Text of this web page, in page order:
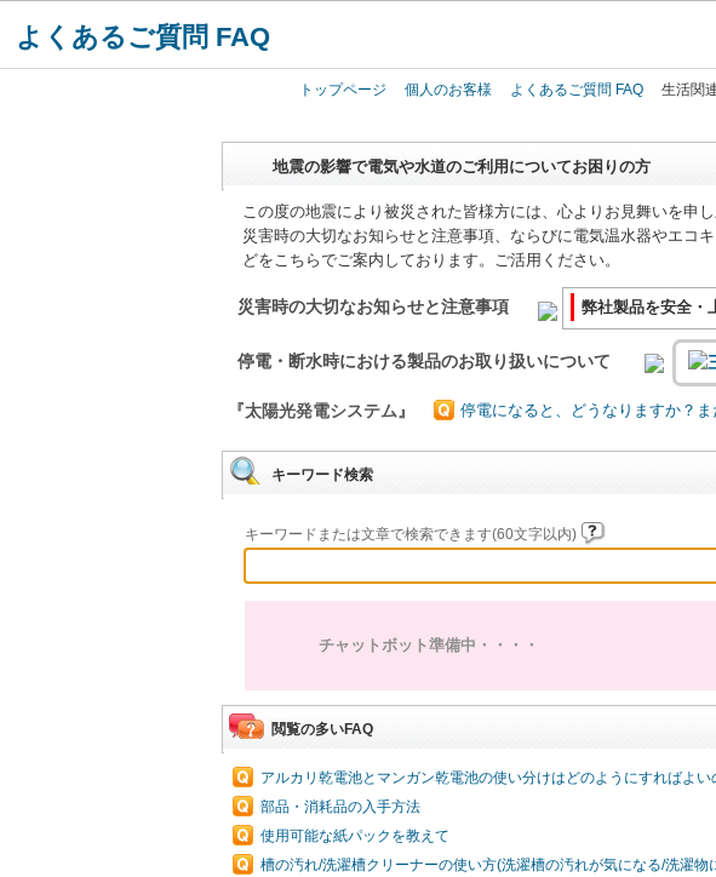
よくあるご質問 FAQ
トップページ 個人のお客様 よくあるご質問 FAQ 生活関
地震の影響で電気や水道のご利用についてお困りの方
この度の地震により被災された皆様方には、心よりお見舞いを申し
災害時の大切なお知らせと注意事項、ならびに電気温水器やエコ
どをこちらでご案内しております。ご活用ください。
災害時の大切なお知らせと注意事項 弊社製品を安全・
停電・断水時における製品のお取り扱いについて
『太陽光発電システム』 停電になると、どうなりますか？
キーワード検索
キーワードまたは文章で検索できます(60文字以内)
チャットボット準備中・・・・
閲覧の多いFAQ
アルカリ乾電池とマンガン乾電池の使い分けはどのようにすればよい
部品・消耗品の入手方法
使用可能な紙パックを教えて
槽の汚れ/洗濯槽クリーナーの使い方(洗濯槽の汚れが気になる/洗濯物